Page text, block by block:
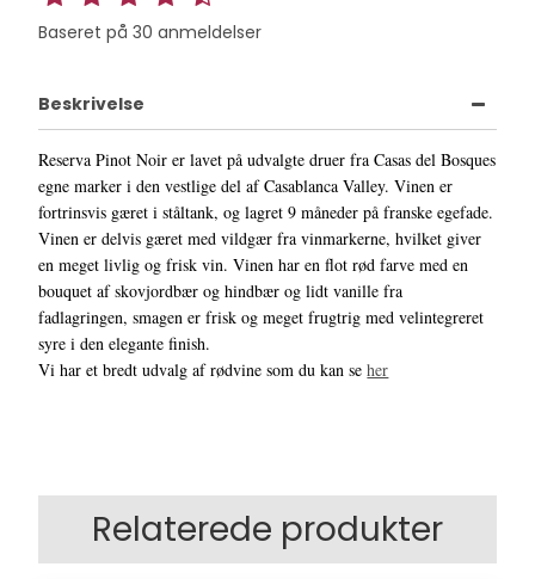
Baseret på 30 anmeldelser
Beskrivelse
Reserva Pinot Noir er lavet på udvalgte druer fra Casas del Bosques
egne marker i den vestlige del af Casablanca Valley. Vinen er
fortrinsvis gæret i ståltank, og lagret 9 måneder på franske egefade.
Vinen er delvis gæret med vildgær fra vinmarkerne, hvilket giver
en meget livlig og frisk vin. Vinen har en flot rød farve med en
bouquet af skovjordbær og hindbær og lidt vanille fra
fadlagringen, smagen er frisk og meget frugtrig med velintegreret
syre i den elegante finish.
Vi har et bredt udvalg af rødvine som du kan seher
Relaterede produkter